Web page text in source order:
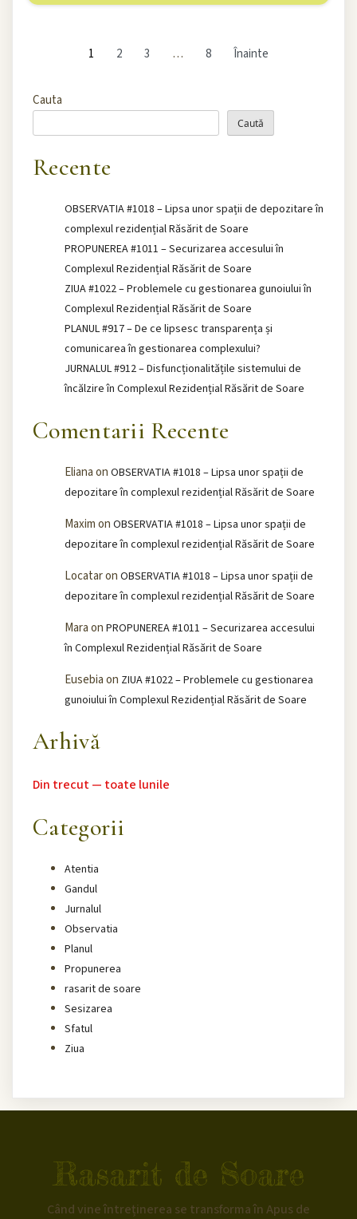
1 2 3 … 8 Înainte
Cauta
Caută
Recente
OBSERVATIA #1018 – Lipsa unor spații de depozitare în
complexul rezidențial Răsărit de Soare
PROPUNEREA #1011 – Securizarea accesului în
Complexul Rezidențial Răsărit de Soare
ZIUA #1022 – Problemele cu gestionarea gunoiului în
Complexul Rezidențial Răsărit de Soare
PLANUL #917 – De ce lipsesc transparența și
comunicarea în gestionarea complexului?
JURNALUL #912 – Disfuncționalitățile sistemului de
încălzire în Complexul Rezidențial Răsărit de Soare
Comentarii Recente
Elianaon OBSERVATIA #1018 – Lipsa unor spații de
depozitare în complexul rezidențial Răsărit de Soare
Maximon OBSERVATIA #1018 – Lipsa unor spații de
depozitare în complexul rezidențial Răsărit de Soare
Locataron OBSERVATIA #1018 – Lipsa unor spații de
depozitare în complexul rezidențial Răsărit de Soare
Maraon PROPUNEREA #1011 – Securizarea accesului
în Complexul Rezidențial Răsărit de Soare
Eusebiaon ZIUA #1022 – Problemele cu gestionarea
gunoiului în Complexul Rezidențial Răsărit de Soare
Arhivă
Din trecut — toate lunile
Categorii
Atentia
Gandul
Jurnalul
Observatia
Planul
Propunerea
rasarit de soare
Sesizarea
Sfatul
Ziua
Rasarit de Soare
Când vine întreținerea se transforma în Apus de